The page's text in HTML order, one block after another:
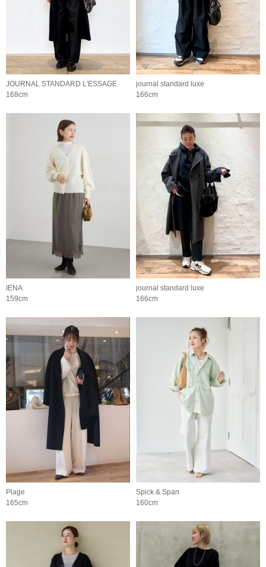
JOURNAL STANDARD L'ESSAGE
168cm
journal standard luxe
166cm
IENA
159cm
journal standard luxe
166cm
Plage
165cm
Spick & Span
160cm